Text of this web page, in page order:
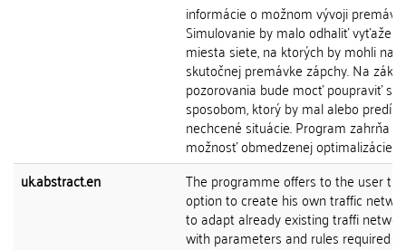
informácie o možnom vývoji
Simulovanie by malo odhaliť vyťažené
miesta siete, na ktorých by mohli
skutočnej premávke zápchy. Na
pozorovania bude mocť poupraviť
sposobom, ktorý by mal alebo predísť
nechcené situácie. Program zahrňa aj
možnosť obmedzenej optimalizácie.
uk.abstract.en
The programme offers to the user the
option to create his own traffic
to adapt already existing traffi
with parameters and rules required